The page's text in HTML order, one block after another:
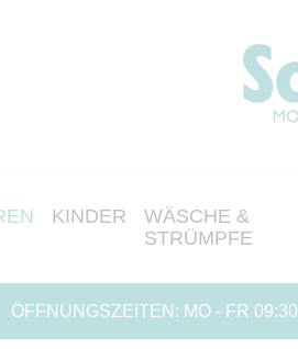
KINDER
WÄSCHE &
STRÜMPFE
ÖFFNUNGSZEITEN: MO - FR